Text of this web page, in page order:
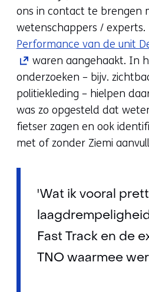
ons in contact te brengen
wetenschappers / experts.
Performance van de unit
waren aangehaakt. In
onderzoeken – bijv.
politiekleding – hielpen
was zo opgesteld dat
fietser zagen en ook
met of zonder Ziemi
'Wat ik vooral
Fast Track en de
TNO waarmee